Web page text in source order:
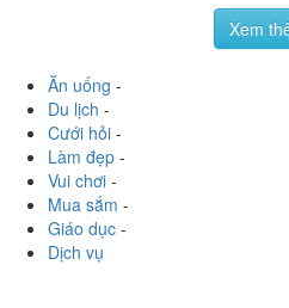
đông nha. Mình gọi vịt nửa
Ăn uống -
Du lịch-
Cưới hỏi-
Làm đẹp